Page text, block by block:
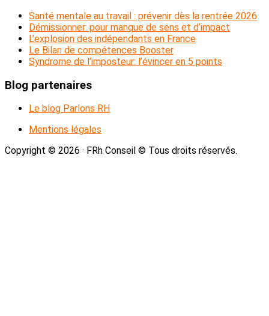
Web
Santé mentale au travail : prévenir dès la rentrée 2026
Démissionner: pour manque de sens et d’impact
L’explosion des indépendants en France
Le Bilan de compétences Booster
Syndrome de l’imposteur: l’évincer en 5 points
Blog partenaires
Le blog Parlons RH
Mentions légales
Copyright © 2026 · FRh Conseil © Tous droits réservés.